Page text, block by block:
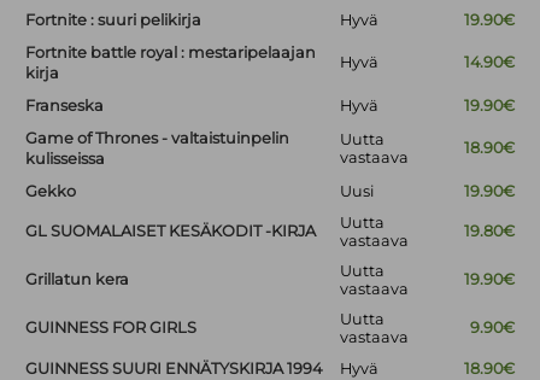
Fortnite : suuri pelikirja Hyvä
19.90€
Fortnite battle royal : mestaripelaajan
kirja
Hyvä 14.90€
Franseska Hyvä
19.90€
Game of Thrones - valtaistuinpelin
kulisseissa
Uutta
vastaava
18.90€
Gekko Uusi 19.90€
GL SUOMALAISET KESÄKODIT -KIRJA
Uutta
vastaava
19.80€
Grillatun kera
Uutta
vastaava
19.90€
GUINNESS FOR GIRLS
Uutta
vastaava
9.90€
GUINNESS SUURI ENNÄTYSKIRJA 1994 Hyvä 18.90€